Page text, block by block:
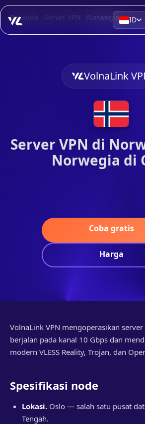
ID
Beranda Server VPN Norwegia
VolnaLink
Server VPN di
Norwegia di
Coba gratis
Harga
VolnaLink VPN mengoperasikan
berjalan pada kanal 10 Gbps dan
modern VLESS Reality, Trojan, dan
Spesifikasi node
Lokasi. Oslo — salah satu pusat
Tengah.